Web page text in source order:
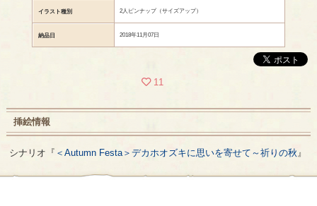
イラスト種別 2人ピンナップ（サイズアップ）
納品日 2018年11月07日
11
挿絵情報
シナリオ『 ＜Autumn Festa＞デカホオズキに思いを寄せて～祈りの秋 』